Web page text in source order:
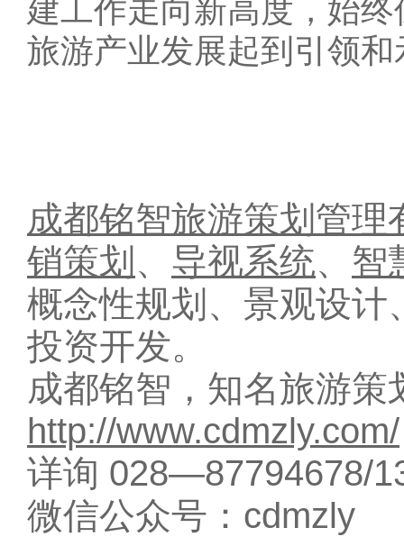
建工作走向新高度，始
旅游产业发展起到引领
成都铭智旅游策划管理
销策划 、 导视系统、 智
概念性规划、景观设计
投资开发。
成都铭智，知名旅游
http://www.cdmzly.com/
详询 028—87794678/
微信公众号：cdmzly